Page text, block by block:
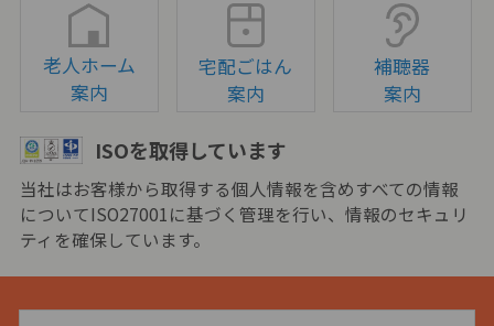
老人ホーム
案内
宅配ごはん
案内
補聴器
案内
ISOを取得しています
当社はお客様から取得する個人情報を含めすべての情報
についてISO27001に基づく管理を行い、情報のセキュリ
ティを確保しています。